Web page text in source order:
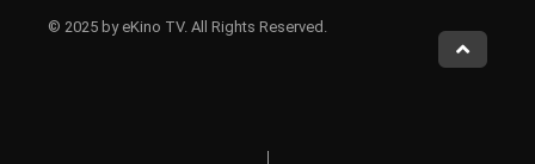
© 2025 by eKino TV. All Rights Reserved.